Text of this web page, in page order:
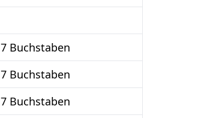
7 Buchstaben
7 Buchstaben
7 Buchstaben